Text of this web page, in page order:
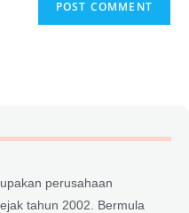
perusahaan
tahun 2002. Bermula